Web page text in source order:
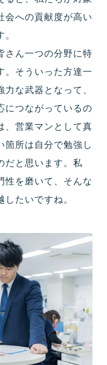
会への貢献度が高い
さん一つの分野に特
。そういった方達一
な武器となって、
につながっているの
、営業マンとして真
箇所は自分で勉強し
だと思います。私
性を磨いて、そんな
たいですね。